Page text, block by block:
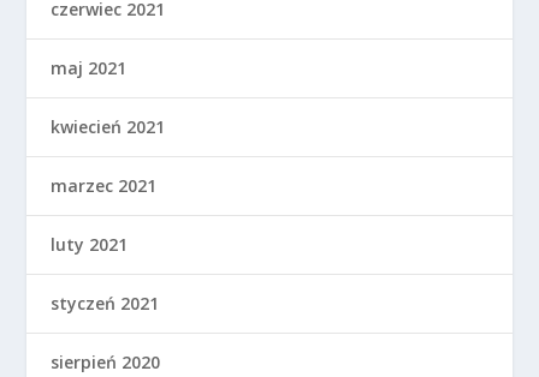
czerwiec 2021
maj 2021
kwiecień 2021
marzec 2021
luty 2021
styczeń 2021
sierpień 2020